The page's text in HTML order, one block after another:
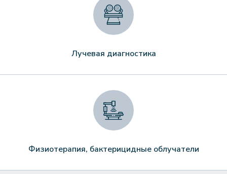
Лучевая диагностика
Физиотерапия, бактерицидные облучатели